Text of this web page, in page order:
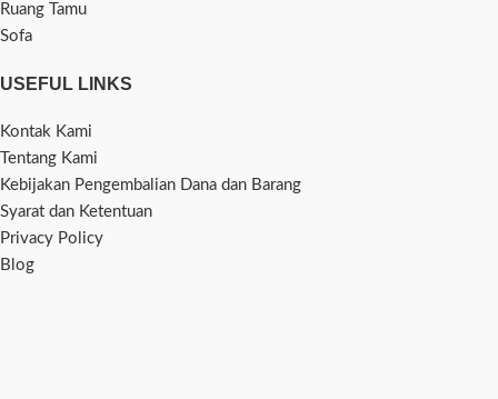
Ruang Tamu
Sofa
USEFUL LINKS
Kontak Kami
Tentang Kami
Kebijakan Pengembalian Dana dan Barang
Syarat dan Ketentuan
Privacy Policy
Blog